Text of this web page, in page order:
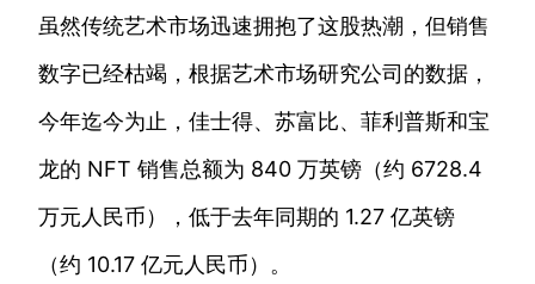
虽然传统艺术市场迅速拥抱了这股热潮，但销售
数字已经枯竭，根据艺术市场研究公司的数据，
今年迄今为止，佳士得、苏富比、菲利普斯和宝
龙的 NFT 销售总额为 840 万英镑（约 6728.4
万元人民币），低于去年同期的 1.27 亿英镑
（约 10.17 亿元人民币）。